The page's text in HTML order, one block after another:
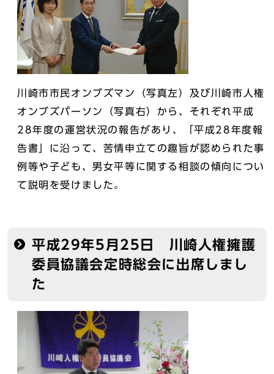
川崎市市民オンブズマン（写真左）及び川崎市人権
オンブズパーソン（写真右）から、それぞれ平成
28年度の運営状況の報告があり、「平成28年度報
告書」に沿って、苦情申立ての趣旨が認められた事
例等や子ども、男女平等に関する相談の傾向につい
て説明を受けました。
平成29年5月25日 川崎人権擁護
委員協議会定時総会に出席しまし
た